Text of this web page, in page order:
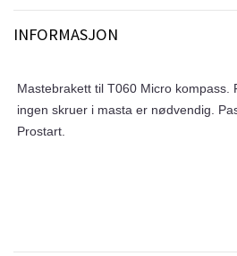
INFORMASJON
Mastebrakett til T060 Micro kompass.
ingen skruer i masta er nødvendig.
Prostart.